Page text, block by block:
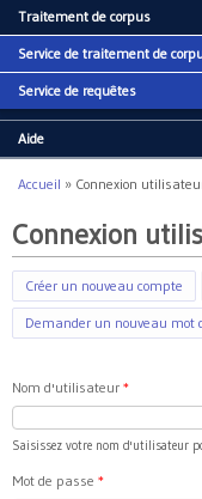
Traitement de corpus
Service de traitement de
Service de requêtes
Aide
Vous êtes ici
Accueil » Connexion
Connexion
Créer un nouveau compte
Demander un nouveau mot
Nom d'utilisateur *
Saisissez votre nom d'utilisateur
Mot de passe *